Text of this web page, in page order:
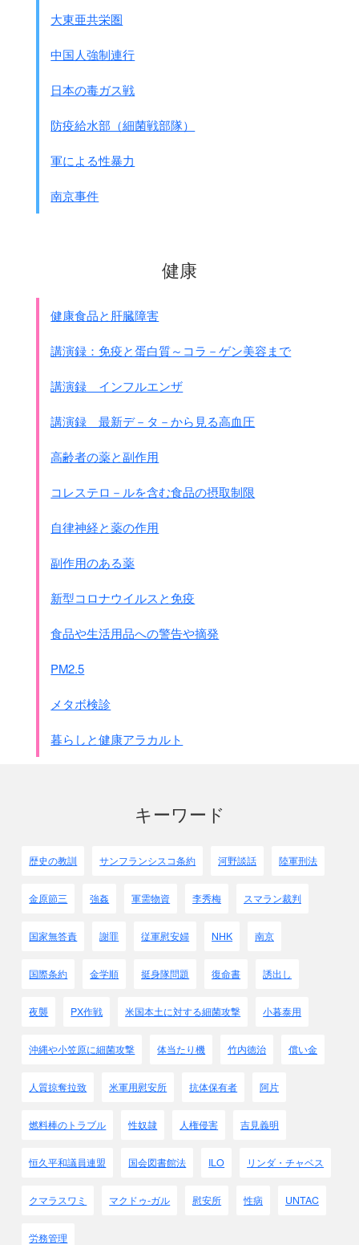
大東亜共栄圏
中国人強制連行
日本の毒ガス戦
防疫給水部（細菌戦部隊）
軍による性暴力
南京事件
健康
健康食品と肝臓障害
講演録：免疫と蛋白質～コラ－ゲン美容まで
講演録 インフルエンザ
講演録 最新デ－タ－から見る高血圧
高齢者の薬と副作用
コレステロ－ルを含む食品の摂取制限
自律神経と薬の作用
副作用のある薬
新型コロナウイルスと免疫
食品や生活用品への警告や摘発
PM2.5
メタボ検診
暮らしと健康アラカルト
キーワード
歴史の教訓 サンフランシスコ条約 河野談話 陸軍刑法
金原節三 強姦 軍需物資 李秀梅 スマラン裁判
国家無答責 謝罪 従軍慰安婦 NHK 南京
国際条約 金学順 挺身隊問題 復命書 誘出し
夜襲 PX作戦 米国本土に対する細菌攻撃 小暮泰用
沖縄や小笠原に細菌攻撃 体当たり機 竹内徳治 償い金
人質掠奪拉致 米軍用慰安所 抗体保有者 阿片
燃料棒のトラブル 性奴隷 人権侵害 吉見義明
恒久平和議員連盟 国会図書館法 ILO リンダ・チャベス
クマラスワミ マクドゥ-ガル 慰安所 性病 UNTAC
労務管理